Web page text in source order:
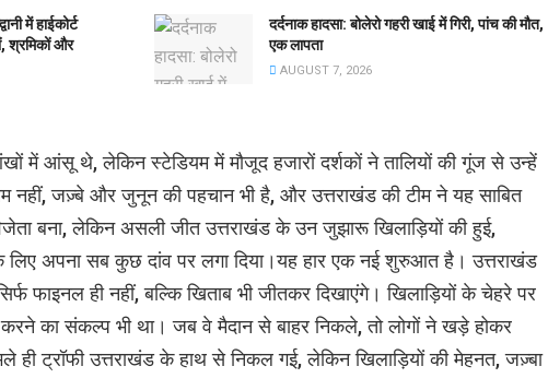
में हाईकोर्ट
श्रमिकों और
दर्दनाक हादसा: बोलेरो गहरी खाई में गिरी, पांच की मौत,
एक लापता
AUGUST 7, 2026
में आंसू थे, लेकिन स्टेडियम में मौजूद हजारों दर्शकों ने तालियों की गूंज से उन्हें
नहीं, जज़्बे और जुनून की पहचान भी है, और उत्तराखंड की टीम ने यह साबित
बना, लेकिन असली जीत उत्तराखंड के उन जुझारू खिलाड़ियों की हुई,
लिए अपना सब कुछ दांव पर लगा दिया।यह हार एक नई शुरुआत है। उत्तराखंड
फाइनल ही नहीं, बल्कि खिताब भी जीतकर दिखाएंगे। खिलाड़ियों के चेहरे पर
का संकल्प भी था। जब वे मैदान से बाहर निकले, तो लोगों ने खड़े होकर
ही ट्रॉफी उत्तराखंड के हाथ से निकल गई, लेकिन खिलाड़ियों की मेहनत, जज़्बा